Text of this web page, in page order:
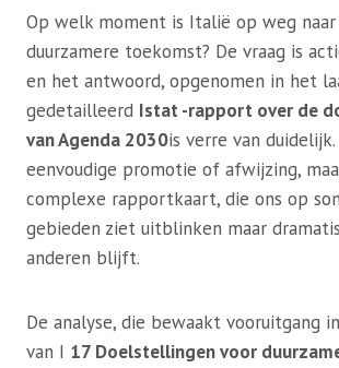
Op welk moment is Italië op weg naar
duurzamere toekomst? De vraag is
en het antwoord, opgenomen in het
gedetailleerd Istat -rapport over de
van Agenda 2030is verre van
eenvoudige promotie of afwijzing,
complexe rapportkaart, die ons op
gebieden ziet uitblinken maar
anderen blijft.
De analyse, die bewaakt vooruitgang
van I 17 Doelstellingen voor